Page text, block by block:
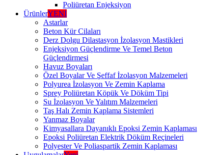
Poliüretan Enjeksiyon
ÜrünlerYENİ
Astarlar
Beton Kür Cilaları
Derz Dolgu Dilastasyon İzolasyon Mastikleri
Enjeksiyon Güçlendirme Ve Temel Beton
Güçlendirmesi
Havuz Boyaları
Özel Boyalar Ve Şeffaf İzolasyon Malzemeleri
Polyurea İzolasyon Ve Zemin Kaplama
Sprey Poliüretan Köpük Ve Döküm Tipi
Su İzolasyon Ve Yalıtım Malzemeleri
Taş Halı Zemin Kaplama Sistemleri
Yanmaz Boyalar
Kimyasallara Dayanıklı Epoksi Zemin Kaplaması
Epoksi Poliüretan Elektrik Döküm Reçineleri
Polyester Ve Poliaspartik Zemin Kaplaması